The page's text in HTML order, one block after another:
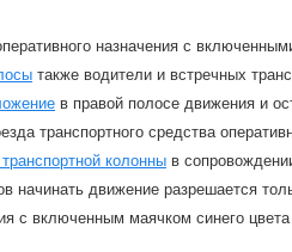
назначения с
также водители и встречных
в правой полосе движения и
транспортного средства
колонны в
начинать движение разрешается
с включенным маячком синего